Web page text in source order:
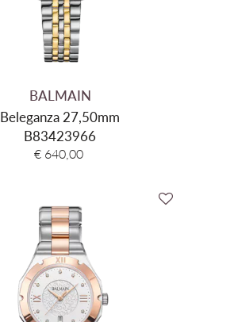
BALMAIN
Beleganza 27,50mm
B83423966
€ 640,00